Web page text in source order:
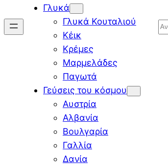
Γλυκά
Γλυκά Κουταλιού
Κέικ
Κρέμες
Μαρμελάδες
Παγωτά
Γεύσεις του κόσμου
Αυστρία
Αλβανία
Βουλγαρία
Γαλλία
Δανία